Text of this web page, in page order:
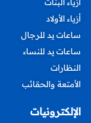
أزياء الأولاد
ساعات يد للرجال
ساعات يد للنساء
النظارات
الأمتعة والحقائب
الإلكترونيات